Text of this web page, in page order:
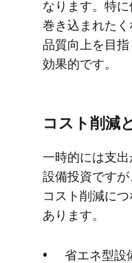
なります。​特
巻き込まれたく
品質向上を​目
効果的です。
コスト削減
一時的には​支出
設備投資です
コスト削減に​
あります。
省エネ型設